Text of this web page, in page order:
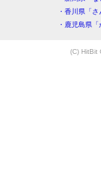
・香川県「
・鹿児島県
(C) HitBit